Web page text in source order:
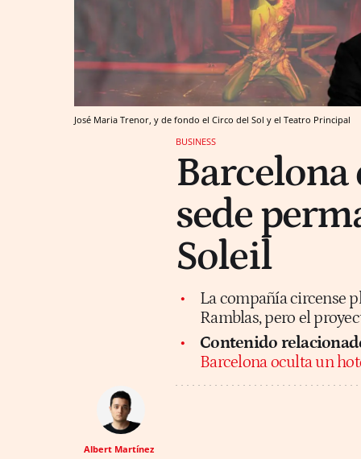
José Maria Trenor, y de fondo el Circo del Sol y el Teatro Principal
BUSINESS
Barcelona
sede
Soleil
La compañía circense
Ramblas, pero el
Contenido
Barcelona oculta un
Albert Martínez